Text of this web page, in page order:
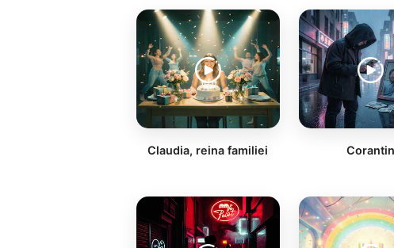
Claudia, reina familiei Corantin